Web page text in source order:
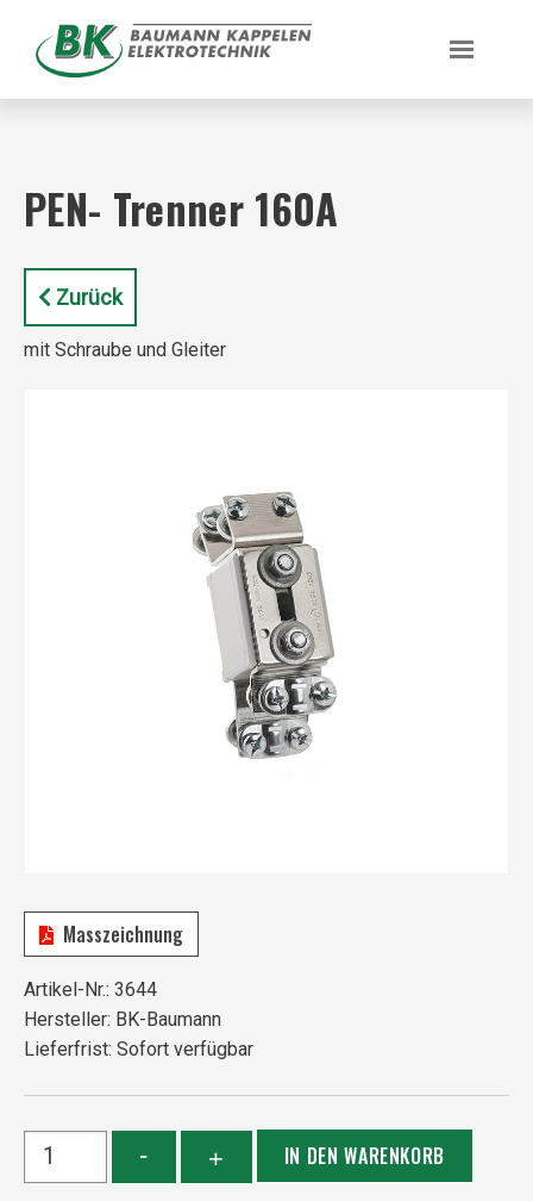
PEN- Trenner 160A
Zurück
mit Schraube und Gleiter
Masszeichnung
Artikel-Nr.: 3644
Hersteller: BK-Baumann
Lieferfrist: Sofort verfügbar